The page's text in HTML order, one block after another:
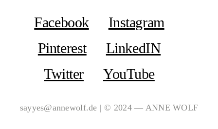
Facebook
Instagram
Pinterest
LinkedIN
Twitter
YouTube
sayyes@annewolf.de | © 2024 — ANNE WOLF